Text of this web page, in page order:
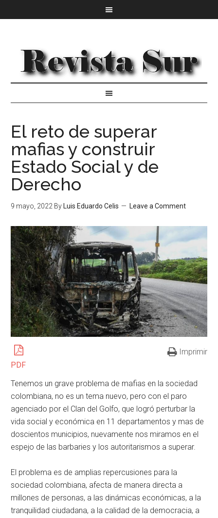
El reto de superar
mafias y construir
Estado Social y de
Derecho
9 mayo, 2022 By Luis Eduardo Celis Leave a Comment
PDF
Imprimir
Tenemos un grave problema de mafias en la sociedad
colombiana, no es un tema nuevo, pero con el paro
agenciado por el Clan del Golfo, que logró perturbar la
vida social y económica en 11 departamentos y mas de
doscientos municipios, nuevamente nos miramos en el
espejo de las barbaries y los autoritarismos a superar.
El problema es de amplias repercusiones para la
sociedad colombiana, afecta de manera directa a
millones de personas, a las dinámicas económicas, a la
tranquilidad ciudadana, a la calidad de la democracia, a